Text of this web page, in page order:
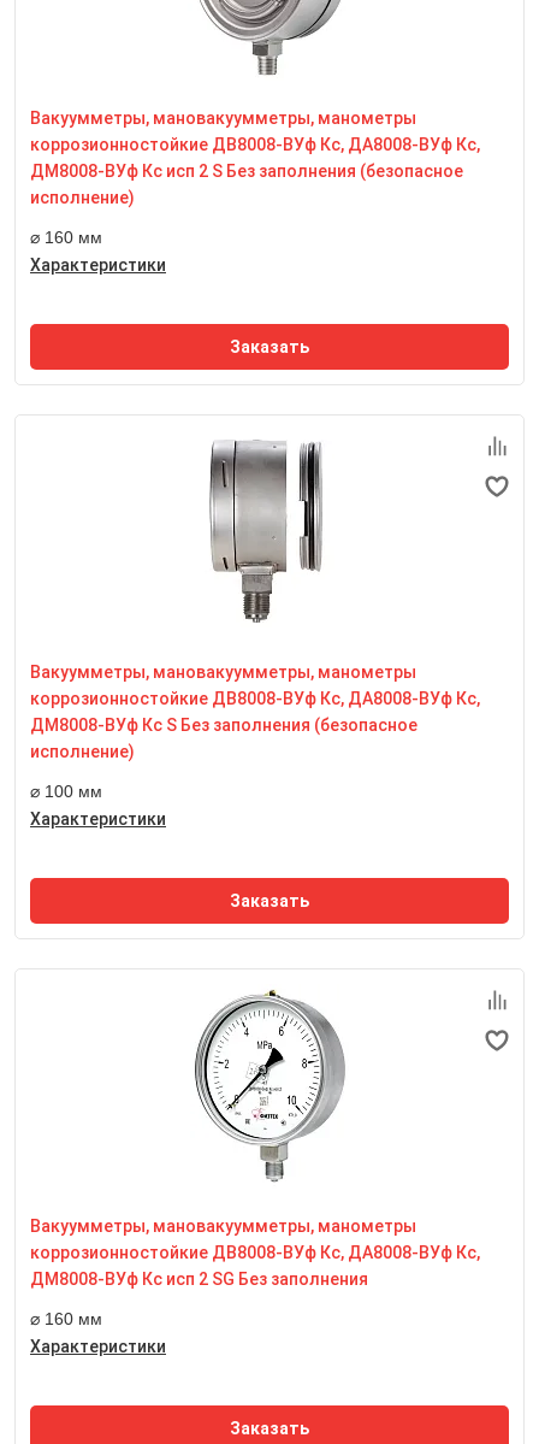
Вакуумметры, мановакуумметры, манометры
коррозионностойкие ДВ8008-ВУф Кс, ДА8008-ВУф Кс,
ДМ8008-ВУф Кс исп 2 S Без заполнения (безопасное
исполнение)
⌀ 160 мм
Характеристики
IP65
Резьба присоединительного штуцера
М20*1,5
Размер квадрата под ключ, мм
Заказать
Вакуумметры, мановакуумметры, манометры
коррозионностойкие ДВ8008-ВУф Кс, ДА8008-ВУф Кс,
ДМ8008-ВУф Кс S Без заполнения (безопасное
исполнение)
⌀ 100 мм
Характеристики
Номинальный диаметр корпуса
IP65
Резьба присоединительного штуцера
М20*1,5
Размер квадрата под ключ, мм
Заказать
Вакуумметры, мановакуумметры, манометры
коррозионностойкие ДВ8008-ВУф Кс, ДА8008-ВУф Кс,
ДМ8008-ВУф Кс исп 2 SG Без заполнения
⌀ 160 мм
Характеристики
Номинальный диаметр корпуса
Резьба присоединительного штуцера
Размер квадрата под ключ, мм
Заказать